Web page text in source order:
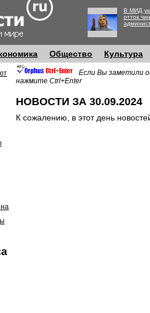
В МИД
отток
Общество Культура
Если Вы заметили
нажмите Ctrl+Enter
НОВОСТИ ЗА 30.09.2024
К сожалению, в этот день